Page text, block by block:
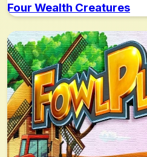
Four Wealth Creatures